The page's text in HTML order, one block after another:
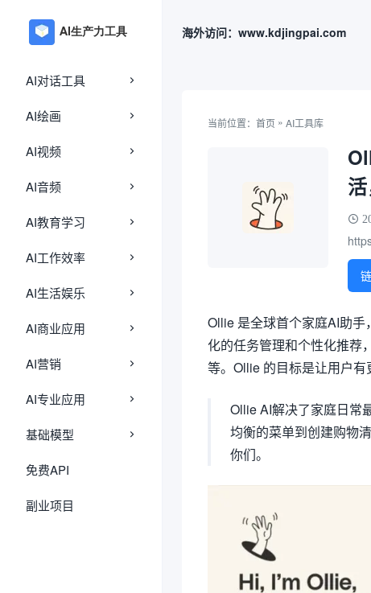
AI对话工具
AI绘画
AI视频
AI音频
AI教育学习
AI工作效率
AI生活娱乐
AI商业应用
AI营销
AI专业应用
基础模型
免费API
副业项目
海外访问：www.kdjingpai.com
当前位置： 首页 » AI工具库
Ollie 是全球首个家庭AI助
化的任务管理和个性化推荐
等。Ollie 的目标是让用户
Ollie AI解决了家庭日常
均衡的菜单到创建购物
你们。